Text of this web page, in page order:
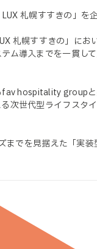
札幌すすきの」を
札幌すすきの」にお
ム導入までを一貫し
hospitality groupと
次世代型ライフスタ
でを見据えた「実装